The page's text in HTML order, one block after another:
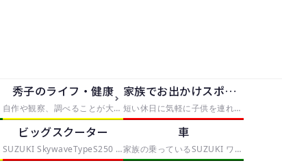
秀子のライフ・健康
自作や観察、調べることが大好きな僕は大人になっても自由研究がしたい。折角なので、子供の自由研究に使えそうな手軽なものから、大人が喜びそうな自由研究まで、実践と挑戦を交えてレポートしていきます。本気で子供が自由研究に困ったら、タグから「子供向け」を選んでみてください。
家族でお出かけスポット
短い休日に気軽に子供を連れていける場所や、手軽に行けて満足度の高いスポットとか
ビッグスクーター
SUZUKI SkywaveTypeS250 スカイウェイブ CJ-43Aを中心に記事を書いていきます。
車
家族の乗っているSUZUKI ワゴンRスティングレー MH22Sを中心に記事を書いていきます。